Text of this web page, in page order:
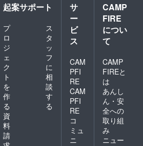
起案サポート
プ
ロ
ジ
ェ
ク
ト
を
作
る
ス
タ
ッ
フ
に
相
談
す
る
資
料
請
サ
ー
ビ
ス
CAM
PFI
RE
CAM
PFI
RE
コ
ミュ
ニ
CAMP
FIRE
につい
て
CAMP
FIREと
は
あんし
ん・安
全への
取り組
み
ニュー